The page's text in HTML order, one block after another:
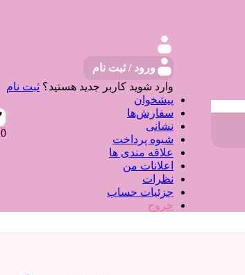
ورود / ثبت نام
وارد شوید کاربر جدید هستید؟ ثبت نام
پیشخوان
سفارش‌ها
نشانی
شیوه پرداخت
علاقه مندی ها
اعلانات من
نظرات
جزئیات حساب
خروج
0